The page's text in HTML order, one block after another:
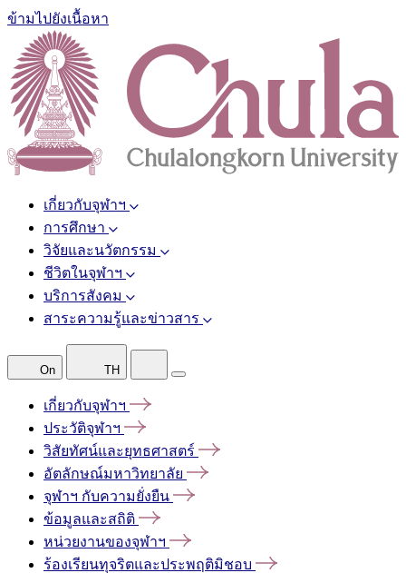
ข้ามไปยังเนื้อหา
เกี่ยวกับจุฬาฯ
การศึกษา
วิจัยและนวัตกรรม
ชีวิตในจุฬาฯ
บริการสังคม
สาระความรู้และข่าวสาร
On TH
เกี่ยวกับจุฬาฯ
ประวัติจุฬาฯ
วิสัยทัศน์และยุทธศาสตร์
อัตลักษณ์มหาวิทยาลัย
จุฬาฯ กับความยั่งยืน
ข้อมูลและสถิติ
หน่วยงานของจุฬาฯ
ร้องเรียนทุจริตและประพฤติมิชอบ